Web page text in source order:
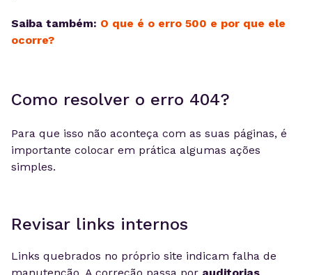
Saiba também: O que é o erro 500 e por que ele
ocorre?
Como resolver o erro 404?
Para que isso não aconteça com as suas páginas, é
importante colocar em prática algumas ações
simples.
Revisar links internos
Links quebrados no próprio site indicam falha de